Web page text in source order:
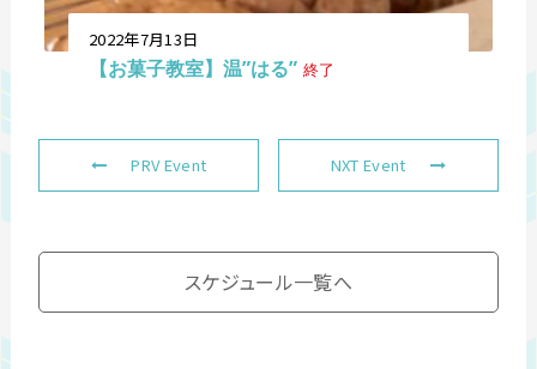
2022年7月13日
【お菓子教室】温”はる” 終了
PRV Event NXT Event
スケジュール一覧へ